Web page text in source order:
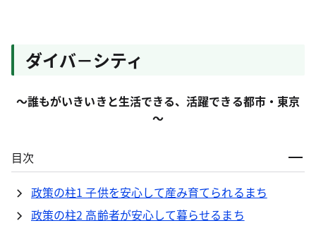
ダイバ－シティ
～誰もがいきいきと生活できる、活躍できる都市・東京
～
目次
政策の柱1 子供を安心して産み育てられるまち
政策の柱2 高齢者が安心して暮らせるまち